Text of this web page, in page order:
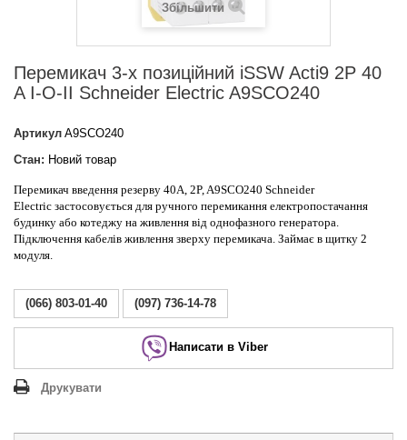
Збільшити
Перемикач 3-х позиційний iSSW Acti9 2P 40
A I-O-II Schneider Electric A9SCO240
Артикул A9SCO240
Стан: Новий товар
Перемикач введення резерву 40А, 2P, A9SCO240 Schneider
Electric застосовується для ручного перемикання електропостачання
будинку або котеджу на живлення від однофазного генератора.
Підключення кабелів живлення зверху перемикача. Займає в щитку 2
модуля.
(066) 803-01-40 (097) 736-14-78
Написати в Viber
Друкувати